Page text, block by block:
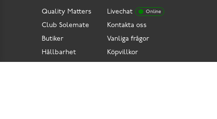
Livechat Online
Kontakta oss
Vanliga frågor
Köpvillkor
Quality Matters
Club Solemate
Butiker
Hållbarhet